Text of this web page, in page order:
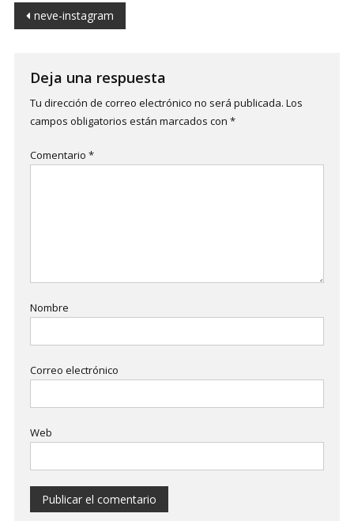
Navegación
entradas
neve-instagram
Deja una respuesta
Tu dirección de correo electrónico no será publicada. Los
campos obligatorios están marcados con *
Comentario *
Nombre
Correo electrónico
Web